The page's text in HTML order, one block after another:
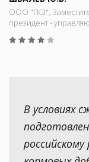
ООО "ГКЗ",
президент -
В условиях